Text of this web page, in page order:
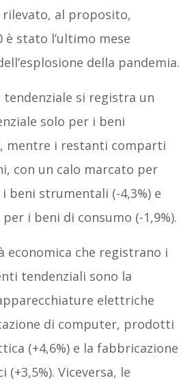
rilevato, al proposito,
è stato l’ultimo mese
della pandemia.
tendenziale si registra un
solo per i beni
mentre i restanti comparti
con un calo marcato per
i beni strumentali (-4,3%) e
i beni di consumo (-1,9%).
che registrano i
tendenziali sono la
elettriche
di computer, prodotti
(+4,6%) e la fabbricazione
Viceversa, le